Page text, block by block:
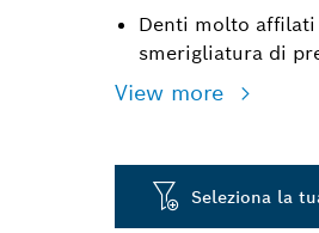
Denti molto
smerigliatura di
View more
Seleziona la